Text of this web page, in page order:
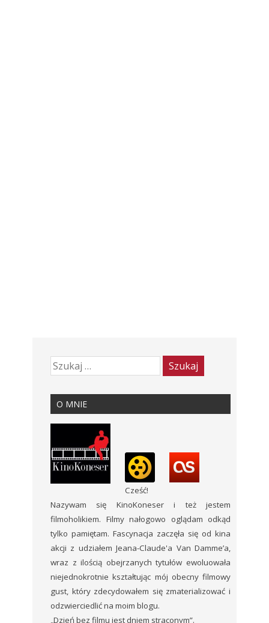
O MNIE
Cześć!
Nazywam się KinoKoneser i też jestem
filmoholikiem. Filmy nałogowo oglądam odkąd
tylko pamiętam. Fascynacja zaczęła się od kina
akcji z udziałem Jeana-Claude'a Van Damme’a,
wraz z ilością obejrzanych tytułów ewoluowała
niejednokrotnie kształtując mój obecny filmowy
gust, który zdecydowałem się zmaterializować i
odzwierciedlić na moim blogu.
„Dzień bez filmu jest dniem straconym”.